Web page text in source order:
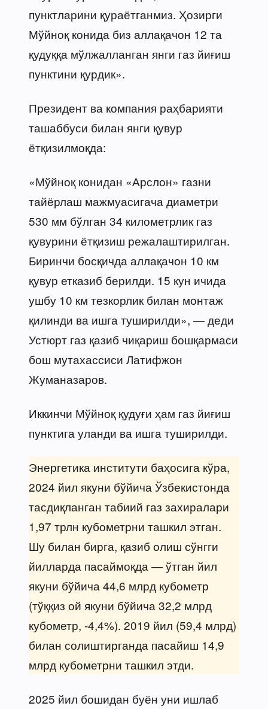
пунктларини қураётганмиз. Ҳозирги
Мўйноқ конида биз аллақачон 12 та
қудуққа мўлжалланган янги газ йиғиш
пунктини қурдик».
Президент ва компания раҳбарияти
ташаббуси билан янги қувур
ётқизилмоқда:
«Мўйноқ конидан «Арслон» газни
тайёрлаш мажмуасигача диаметри
530 мм бўлган 34 километрлик газ
қувурини ётқизиш режалаштирилган.
Биринчи босқичда аллақачон 10 км
қувур етказиб берилди. 15 кун ичида
ушбу 10 км тезкорлик билан монтаж
қилинди ва ишга туширилди», — деди
Устюрт газ қазиб чиқариш бошқармаси
бош мутахассиси Латифжон
Жуманазаров.
Иккинчи Мўйноқ қудуғи ҳам газ йиғиш
пунктига уланди ва ишга туширилди.
Энергетика институти баҳосига кўра,
2024 йил якуни бўйича Ўзбекистонда
тасдиқланган табиий газ захиралари
1,97 трлн кубометрни ташкил этган.
Шу билан бирга, қазиб олиш сўнгги
йилларда пасаймоқда — ўтган йил
якуни бўйича 44,6 млрд кубометр
(тўққиз ой якуни бўйича 32,2 млрд
кубометр, -4,4%). 2019 йил (59,4 млрд)
билан солиштирганда пасайиш 14,9
млрд кубометрни ташкил этди.
2025 йил бошидан буён уни ишлаб